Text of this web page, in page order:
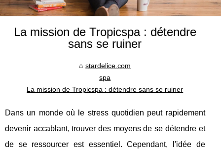
La mission de Tropicspa : détendre
sans se ruiner
stardelice.com
spa
La mission de Tropicspa : détendre sans se ruiner
Dans un monde où le stress quotidien peut rapidement
devenir accablant, trouver des moyens de se détendre et
de se ressourcer est essentiel. Cependant, l'idée de